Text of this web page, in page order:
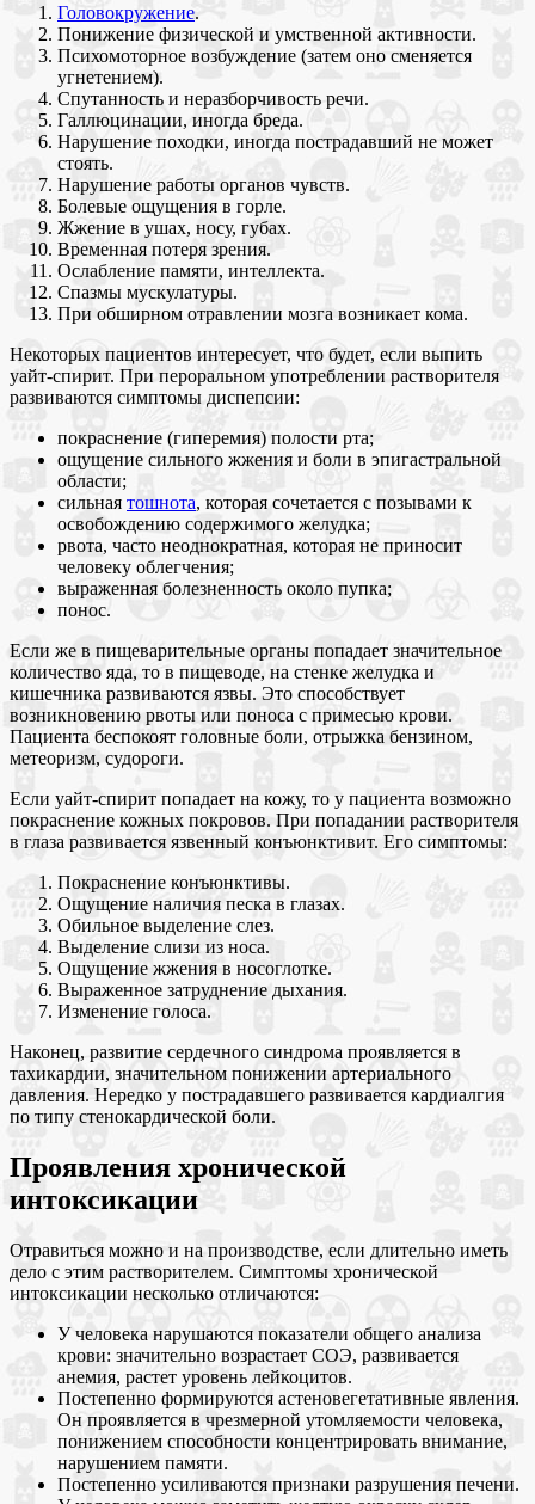
Головокружение.
Понижение физической и умственной активности.
Психомоторное возбуждение (затем оно сменяется
угнетением).
Спутанность и неразборчивость речи.
Галлюцинации, иногда бреда.
Нарушение походки, иногда пострадавший не может
стоять.
Нарушение работы органов чувств.
Болевые ощущения в горле.
Жжение в ушах, носу, губах.
Временная потеря зрения.
Ослабление памяти, интеллекта.
Спазмы мускулатуры.
При обширном отравлении мозга возникает кома.
Некоторых пациентов интересует, что будет, если выпить
уайт-спирит. При пероральном употреблении растворителя
развиваются симптомы диспепсии:
покраснение (гиперемия) полости рта;
ощущение сильного жжения и боли в эпигастральной
области;
сильная тошнота, которая сочетается с позывами к
освобождению содержимого желудка;
рвота, часто неоднократная, которая не приносит
человеку облегчения;
выраженная болезненность около пупка;
понос.
Если же в пищеварительные органы попадает значительное
количество яда, то в пищеводе, на стенке желудка и
кишечника развиваются язвы. Это способствует
возникновению рвоты или поноса с примесью крови.
Пациента беспокоят головные боли, отрыжка бензином,
метеоризм, судороги.
Если уайт-спирит попадает на кожу, то у пациента возможно
покраснение кожных покровов. При попадании растворителя
в глаза развивается язвенный конъюнктивит. Его симптомы:
Покраснение конъюнктивы.
Ощущение наличия песка в глазах.
Обильное выделение слез.
Выделение слизи из носа.
Ощущение жжения в носоглотке.
Выраженное затруднение дыхания.
Изменение голоса.
Наконец, развитие сердечного синдрома проявляется в
тахикардии, значительном понижении артериального
давления. Нередко у пострадавшего развивается кардиалгия
по типу стенокардической боли.
Проявления хронической
интоксикации
Отравиться можно и на производстве, если длительно иметь
дело с этим растворителем. Симптомы хронической
интоксикации несколько отличаются:
У человека нарушаются показатели общего анализа
крови: значительно возрастает СОЭ, развивается
анемия, растет уровень лейкоцитов.
Постепенно формируются астеновегетативные явления.
Он проявляется в чрезмерной утомляемости человека,
понижением способности концентрировать внимание,
нарушением памяти.
Постепенно усиливаются признаки разрушения печени.